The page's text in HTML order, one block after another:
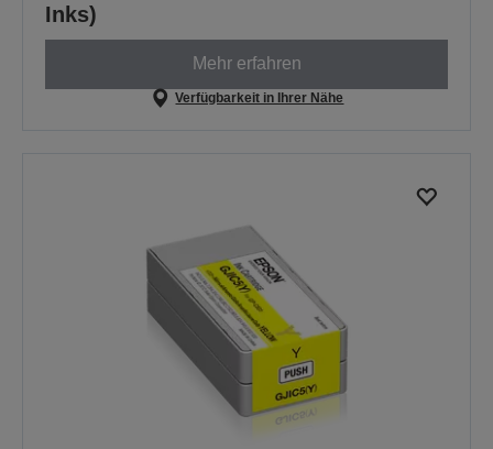
Inks)
Mehr erfahren
Verfügbarkeit in Ihrer Nähe